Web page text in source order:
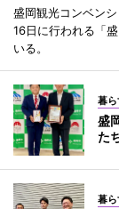
盛岡観光コンベン
16日に行われる「
いる。
暮ら
盛
た
暮ら